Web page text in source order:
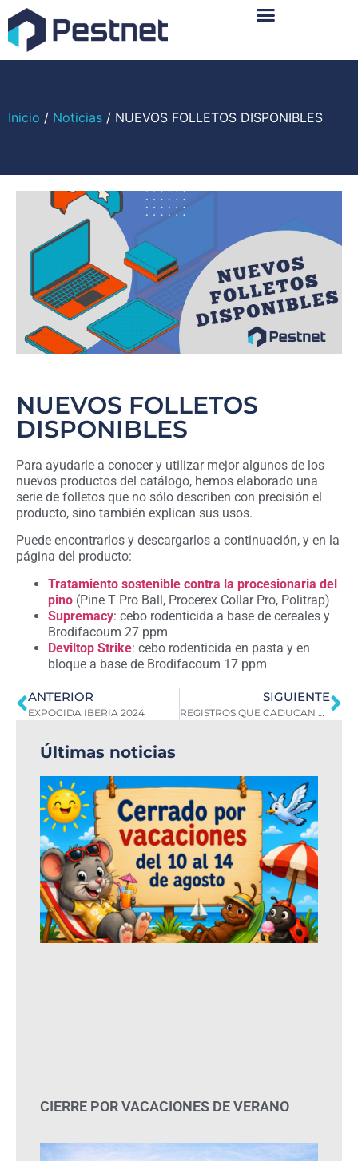
Inicio / Noticias / NUEVOS FOLLETOS DISPONIBLES
NUEVOS FOLLETOS
DISPONIBLES
Para ayudarle a conocer y utilizar mejor algunos de los
nuevos productos del catálogo, hemos elaborado una
serie de folletos que no sólo describen con precisión el
producto, sino también explican sus usos.
Puede encontrarlos y descargarlos a continuación, y en la
página del producto:
Tratamiento sostenible contra la procesionaria del
pino (Pine T Pro Ball, Procerex Collar Pro, Politrap)
Supremacy: cebo rodenticida a base de cereales y
Brodifacoum 27 ppm
Deviltop Strike: cebo rodenticida en pasta y en
bloque a base de Brodifacoum 17 ppm
ANTERIOR
EXPOCIDA IBERIA 2024
SIGUIENTE
REGISTROS QUE CADUCAN Y NUEVOS PRODUCTOS
Últimas noticias
CIERRE POR VACACIONES DE VERANO